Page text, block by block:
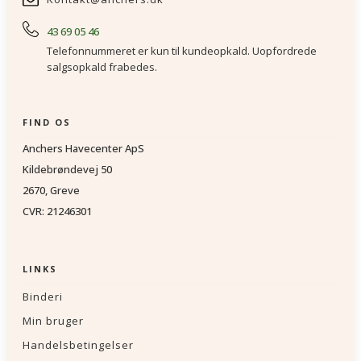
43 69 05 46
Telefonnummeret er kun til kundeopkald. Uopfordrede
salgsopkald frabedes.
FIND OS
Anchers Havecenter ApS
Kildebrøndevej 50
2670, Greve
CVR: 21246301
LINKS
Binderi
Min bruger
Handelsbetingelser